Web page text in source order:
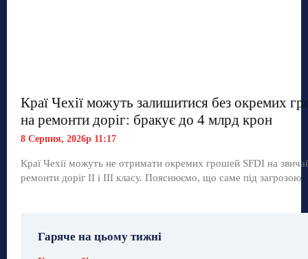
Краї Чехії можуть залишитися без окремих
на ремонти доріг: бракує до 4 млрд крон
8 Серпня, 2026р 11:17
Краї Чехії можуть не отримати окремих грошей SFDI на
ремонти доріг II і III класу. Пояснюємо, що саме під загрозою
Гаряче на цьому тижні